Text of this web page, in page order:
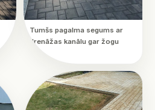
Tumšs pagalma segums ar
drenāžas kanālu gar žogu